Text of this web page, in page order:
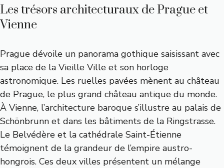
Les trésors architecturaux de Prague et
Vienne
Prague dévoile un panorama gothique saisissant avec
sa place de la Vieille Ville et son horloge
astronomique. Les ruelles pavées mènent au château
de Prague, le plus grand château antique du monde.
À Vienne, l’architecture baroque s’illustre au palais de
Schönbrunn et dans les bâtiments de la Ringstrasse.
Le Belvédère et la cathédrale Saint-Étienne
témoignent de la grandeur de l’empire austro-
hongrois. Ces deux villes présentent un mélange